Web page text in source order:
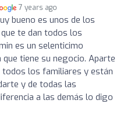
7 years ago
bueno es unos de los
te dan todos los
es un selenticimo
tiene su negocio. Aparte
los familiares y están
y de todas las
a las demás lo digo